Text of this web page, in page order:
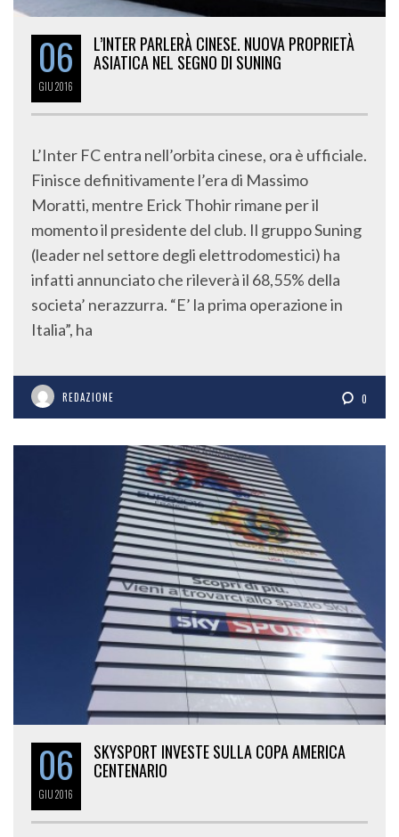
06
GIU2016
L’INTER PARLERÀ CINESE. NUOVA PROPRIETÀ
ASIATICA NEL SEGNO DI SUNING
L’Inter FC entra nell’orbita cinese, ora è ufficiale.
Finisce definitivamente l’era di Massimo
Moratti, mentre Erick Thohir rimane per il
momento il presidente del club. Il gruppo Suning
(leader nel settore degli elettrodomestici) ha
infatti annunciato che rileverà il 68,55% della
societa’ nerazzurra. “E’ la prima operazione in
Italia”, ha
REDAZIONE 0
06
GIU2016
SKYSPORT INVESTE SULLA COPA AMERICA
CENTENARIO